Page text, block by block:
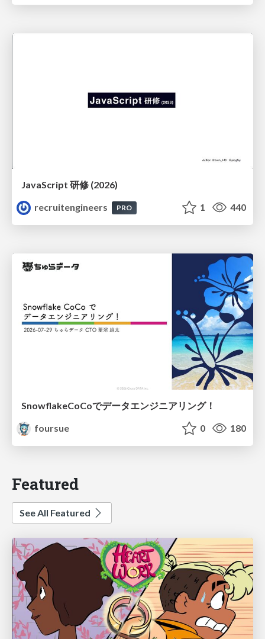
JavaScript 研修 (2026)
recruitengineers
PRO 1 440
SnowflakeCoCoでデータエンジニアリング！
foursue
0 180
Featured
See All Featured